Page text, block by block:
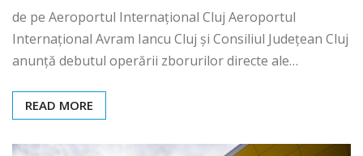
de pe Aeroportul Internaţional Cluj Aeroportul
Internațional Avram Iancu Cluj și Consiliul Județean Cluj
anunță debutul operării zborurilor directe ale…
READ MORE